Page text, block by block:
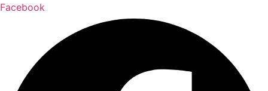
Facebook